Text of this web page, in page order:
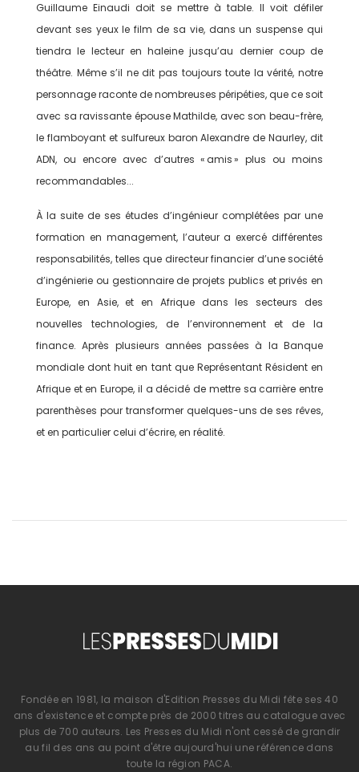
Guillaume Einaudi doit se mettre à table. Il voit défiler
devant ses yeux le film de sa vie, dans un suspense qui
tiendra le lecteur en haleine jusqu’au dernier coup de
théâtre. Même s’il ne dit pas toujours toute la vérité, notre
personnage raconte de nombreuses péripéties, que ce soit
avec sa ravissante épouse Mathilde, avec son beau-frère,
le flamboyant et sulfureux baron Alexandre de Naurley, dit
ADN, ou encore avec d’autres « amis » plus ou moins
recommandables...
À la suite de ses études d’ingénieur complétées par une
formation en management, l’auteur a exercé différentes
responsabilités, telles que directeur financier d’une société
d’ingénierie ou gestionnaire de projets publics et privés en
Europe, en Asie, et en Afrique dans les secteurs des
nouvelles technologies, de l’environnement et de la
finance. Après plusieurs années passées à la Banque
mondiale dont huit en tant que Représentant Résident en
Afrique et en Europe, il a décidé de mettre sa carrière entre
parenthèses pour transformer quelques-uns de ses rêves,
et en particulier celui d’écrire, en réalité.
Fondée en 1981, la maison d'Edition Presses du Midi fête ses 40
ans d'existence et compte près de 2000 titres au catalogue avec
plus de 700 auteurs. Les Presses du Midi n'ont cessé de grandir
au fil des ans au point d'être aujourd'hui une référence dans
toute la région PACA.